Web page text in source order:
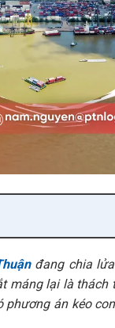
đang chia lửa
máng lại là thách
án kéo